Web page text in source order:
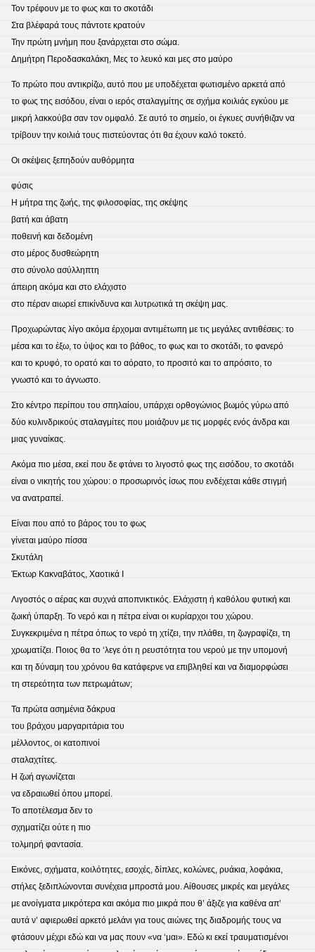
Τον τρέφουν με το φως και το σκοτάδι
Στα βλέφαρά τους πάντοτε κρατούν
Την πρώτη μνήμη που ξανάρχεται στο σώμα.
Δημήτρη Περοδασκαλάκη, Μες το λευκό και μες στο μαύρο
Το πρώτο που αντικρίζω, αυτό που με υποδέχεται φωτισμένο αρκετά από
το φως της εισόδου, είναι ο ιερός σταλαγμίτης σε σχήμα κοιλιάς εγκύου με
μικρή λακκούβα σαν τον ομφαλό. Σε αυτό το σημείο, οι έγκυες συνήθιζαν να
τρίβουν την κοιλιά τους πιστεύοντας ότι θα έχουν καλό τοκετό.
Οι σκέψεις ξεπηδούν αυθόρμητα
φύσις
Η μήτρα της ζωής, της φιλοσοφίας, της σκέψης
βατή και άβατη
ποθεινή και δεδομένη
στο μέρος δυσθεώρητη
στο σύνολο ασύλληπτη
άπειρη ακόμα και στο ελάχιστο
στο πέραν αιωρεί επικίνδυνα και λυτρωτικά τη σκέψη μας.
Προχωρώντας λίγο ακόμα έρχομαι αντιμέτωπη με τις μεγάλες αντιθέσεις: το
μέσα και το έξω, το ύψος και το βάθος, τo φως και το σκοτάδι, το φανερό
και το κρυφό, το ορατό και το αόρατο, το προσιτό και το απρόσιτο, το
γνωστό και το άγνωστο.
Στο κέντρο περίπου του σπηλαίου, υπάρχει ορθογώνιος βωμός γύρω από
δύο κυλινδρικούς σταλαγμίτες που μοιάζουν με τις μορφές ενός άνδρα και
μιας γυναίκας.
Ακόμα πιο μέσα, εκεί που δε φτάνει το λιγοστό φως της εισόδου, το σκοτάδι
είναι ο νικητής του χώρου: ο προσωρινός ίσως που ενδέχεται κάθε στιγμή
να ανατραπεί.
Είναι που από το βάρος του το φως
γίνεται μαύρο πίσσα
Σκυτάλη
Έκτωρ Κακναβάτος, Χαοτικά Ι
Λιγοστός ο αέρας και συχνά αποπνικτικός. Ελάχιστη ή καθόλου φυτική και
ζωική ύπαρξη. Το νερό και η πέτρα είναι οι κυρίαρχοι του χώρου.
Συγκεκριμένα η πέτρα όπως το νερό τη χτίζει, την πλάθει, τη ζωγραφίζει, τη
χρωματίζει. Ποιος θα το ‘λεγε ότι η ρευστότητα του νερού με την υπομονή
και τη δύναμη του χρόνου θα κατάφερνε να επιβληθεί και να διαμορφώσει
τη στερεότητα των πετρωμάτων;
Τα πρώτα ασημένια δάκρυα
του βράχου μαργαριτάρια του
μέλλοντος, οι κατοπινοί
σταλαχτίτες.
Η ζωή αγωνίζεται
να εδραιωθεί όπου μπορεί.
Το αποτέλεσμα δεν το
σχηματίζει ούτε η πιο
τολμηρή φαντασία.
Εικόνες, σχήματα, κοιλότητες, εσοχές, δίπλες, κολώνες, ρυάκια, λοφάκια,
στήλες ξεδιπλώνονται συνέχεια μπροστά μου. Αίθουσες μικρές και μεγάλες
με ανοίγματα μικρότερα και ακόμα πιο μικρά που θ’ άξιζε για καθένα απ’
αυτά ν’ αφιερωθεί αρκετό μελάνι για τους αιώνες της διαδρομής τους να
φτάσουν μέχρι εδώ και να μας πουν «να ‘μαι». Εδώ κι εκεί τραυματισμένοι